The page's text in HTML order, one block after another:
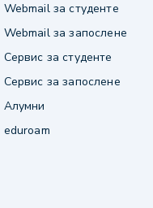
Webmail за студенте
Webmail за запослене
Сервис за студенте
Сервис за запослене
Алумни
eduroam